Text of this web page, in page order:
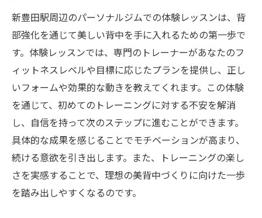
新豊田駅周辺のパーソナルジムでの体験レッスンは、背
部強化を通じて美しい背中を手に入れるための第一歩で
す。体験レッスンでは、専門のトレーナーがあなたのフ
ィットネスレベルや目標に応じたプランを提供し、正し
いフォームや効果的な動きを教えてくれます。この体験
を通じて、初めてのトレーニングに対する不安を解消
し、自信を持って次のステップに進むことができます。
具体的な成果を感じることでモチベーションが高まり、
続ける意欲を引き出します。また、トレーニングの楽し
さを実感することで、理想の美背中づくりに向けた一歩
を踏み出しやすくなるのです。